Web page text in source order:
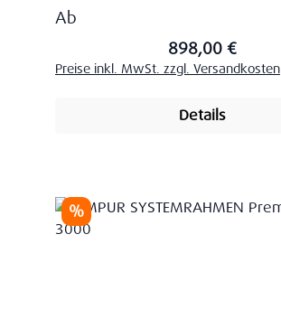
Regulärer Preis:
Ab
898,00 €
Preise inkl. MwSt. zzgl. Versandkosten
Details
Rabatt
%